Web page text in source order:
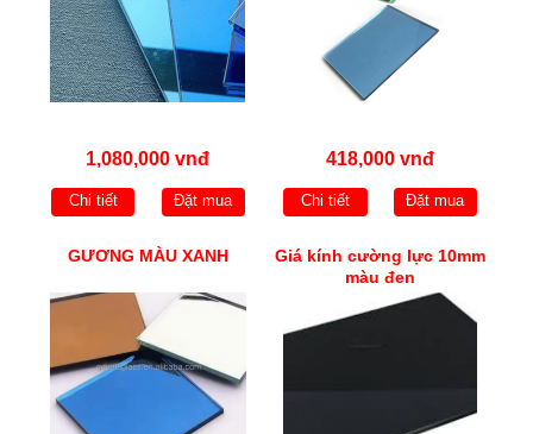
1,080,000 vnđ
Chi tiết Đặt mua
418,000 vnđ
Chi tiết Đặt mua
GƯƠNG MÀU XANH
Giá kính cường lực 10mm
màu đen